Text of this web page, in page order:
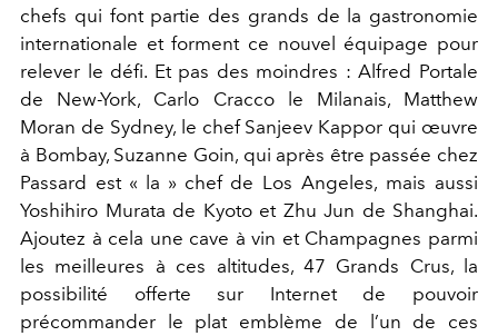
chefs qui font partie des grands de la gastronomie
internationale et forment ce nouvel équipage pour
relever le défi. Et pas des moindres : Alfred Portale
de New-York, Carlo Cracco le Milanais, Matthew
Moran de Sydney, le chef Sanjeev Kappor qui œuvre
à Bombay, Suzanne Goin, qui après être passée chez
Passard est « la » chef de Los Angeles, mais aussi
Yoshihiro Murata de Kyoto et Zhu Jun de Shanghai.
Ajoutez à cela une cave à vin et Champagnes parmi
les meilleures à ces altitudes, 47 Grands Crus, la
possibilité offerte sur Internet de pouvoir
précommander le plat emblème de l’un de ces